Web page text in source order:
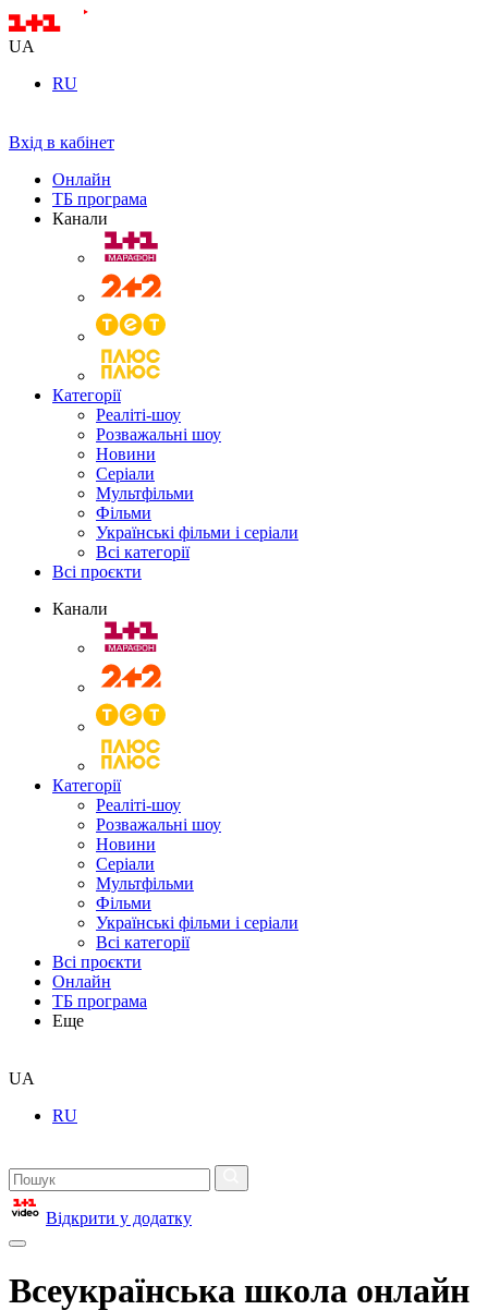
UA
RU
Вхід в кабінет
Онлайн
ТБ програма
Канали
Категорії
Реаліті-шоу
Розважальні шоу
Новини
Серіали
Мультфільми
Фільми
Українські фільми і серіали
Всі категорії
Всі проєкти
Канали
Категорії
Реаліті-шоу
Розважальні шоу
Новини
Серіали
Мультфільми
Фільми
Українські фільми і серіали
Всі категорії
Всі проєкти
Онлайн
ТБ програма
Еще
UA
RU
Відкрити у додатку
Всеукраїнська школа онлайн